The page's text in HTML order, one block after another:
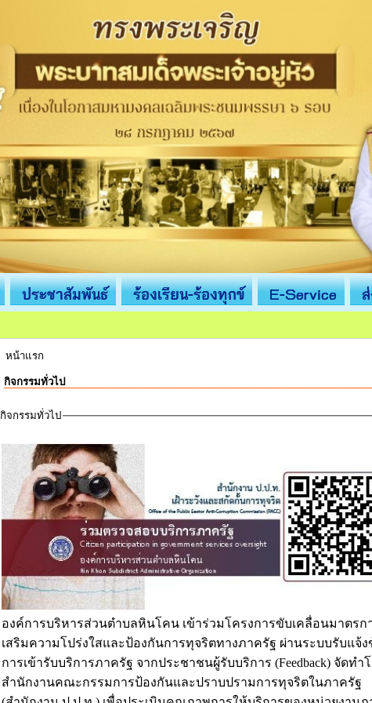
ประชาสัมพันธ์ ร้องเรียน-ร้องทุกข์ E-Service
หน้าแรก
กิจกรรมทั่วไป
กิจกรรมทั่วไป
องค์การบริหารส่วนตำบลหินโคน เข้าร่วมโครงการขับเคลื่อนมาตรก
เสริมความโปร่งใสและป้องกันการทุจริตทางภาครัฐ ผ่านระบบรับแจ้
การเข้ารับบริการภาครัฐ จากประชาชนผู้รับบริการ (Feedback) จัดทำ
สำนักงานคณะกรรมการป้องกันและปราบปรามการทุจริตในภาครัฐ